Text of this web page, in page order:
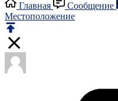
Главная
Сообщение
Местоположение